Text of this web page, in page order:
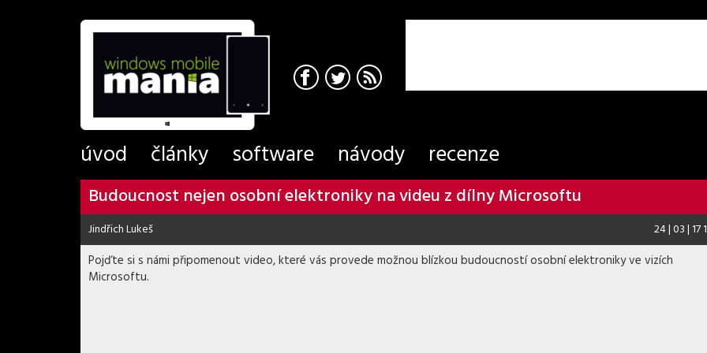
úvod články software návody recenze
Budoucnost nejen osobní elektroniky na videu z dílny Microsoftu
Jindřich Lukeš 24 | 03 | 17
Pojďte si s námi připomenout video, které vás provede možnou blízkou budoucností osobní elektroniky ve vizích
Microsoftu.